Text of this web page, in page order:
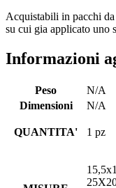
Acquistabili in pacchi
su cui gia applicato uno
Informazioni
Peso
N/A
Dimensioni
N/A
QUANTITA' 1 pz